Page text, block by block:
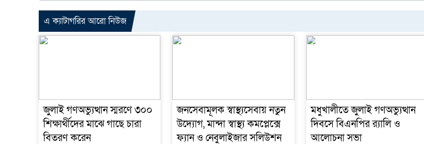
এ ক্যাটাগরির আরো নিউজ
জুলাই গণঅভ্যুত্থান স্মরণে ৩০০
শিক্ষার্থীদের মাঝে গাছে চারা
বিতরণ করেন
জনসেবামূলক স্বাস্থ্যসেবায় নতুন
উদ্যোগ, মান্দা স্বাস্থ্য কমপ্লেক্সে
ফ্যান ও নেবুলাইজার সলিউশন
মধুখালীতে জুলাই গণঅভ্যুত্থান
দিবসে বিএনপির র‍্যালি ও
আলোচনা সভা